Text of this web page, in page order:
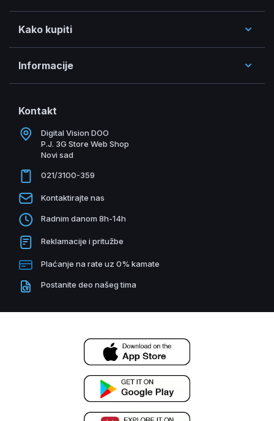
Kako kupiti
Informacije
Kontakt
Digital Vision DOO
P.J. 3G Store Web Shop
Novi sad
021/3100-359
Kontaktirajte nas
Radnim danom 8h-14h
Reklamacije i pritužbe
Plaćanje na rate uz 0% kamate
Postanite deo našeg tima